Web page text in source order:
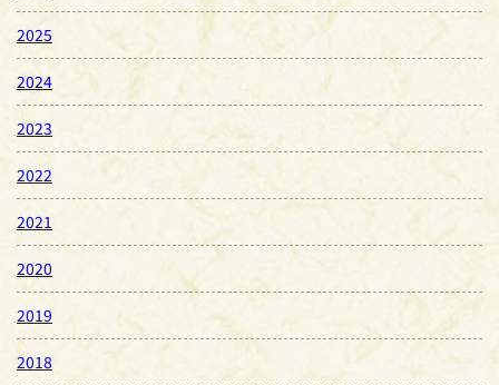
2025
2024
2023
2022
2021
2020
2019
2018